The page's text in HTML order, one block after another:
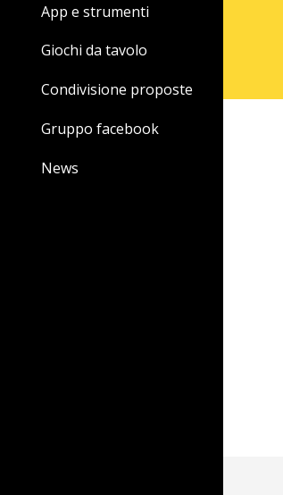
App e strumenti
Giochi da tavolo
Condivisione proposte
Gruppo facebook
News